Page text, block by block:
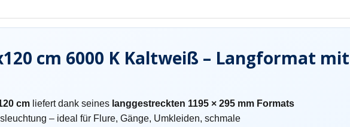
cm 6000 K Kaltweiß – Langformat
cm liefert dank seines langgestreckten 1195 × 295 mm Formats
– ideal für Flure, Gänge, Umkleiden, schmale